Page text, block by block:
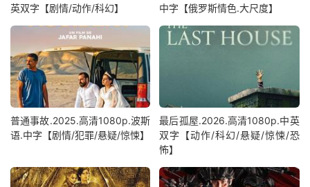
英双字【剧情/动作/科幻】
中字【俄罗斯情色.大尺度】
普通事故.2025.高清1080p.波斯
语.中字【剧情/犯罪/悬疑/惊悚】
最后孤屋.2026.高清1080p.中英
双字【动作/科幻/悬疑/惊悚/恐
怖】